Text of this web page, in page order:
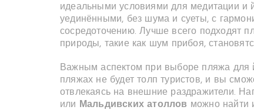
идеальными условиями для медитации и
уединёнными, без шума и суеты, с
сосредоточению. Лучше всего подходят
природы, такие как шум прибоя,
Важным аспектом при выборе пляжа для
пляжах не будет толп туристов, и вы
отвлекаясь на внешние раздражители.
или
Мальдивских атоллов можно найти